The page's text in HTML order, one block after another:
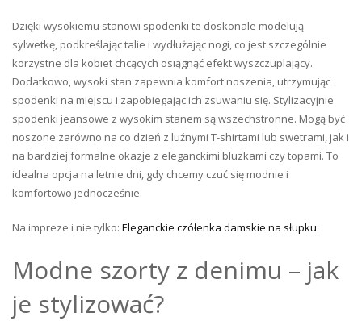
Dzięki wysokiemu stanowi spodenki te doskonale modelują
sylwetkę, podkreślając talie i wydłużając nogi, co jest szczególnie
korzystne dla kobiet chcących osiągnąć efekt wyszczuplający.
Dodatkowo, wysoki stan zapewnia komfort noszenia, utrzymując
spodenki na miejscu i zapobiegając ich zsuwaniu się. Stylizacyjnie
spodenki jeansowe z wysokim stanem są wszechstronne. Mogą być
noszone zarówno na co dzień z luźnymi T-shirtami lub swetrami, jak i
na bardziej formalne okazje z eleganckimi bluzkami czy topami. To
idealna opcja na letnie dni, gdy chcemy czuć się modnie i
komfortowo jednocześnie.
Na impreze i nie tylko: Eleganckie czółenka damskie na słupku.
Modne szorty z denimu – jak
je stylizować?